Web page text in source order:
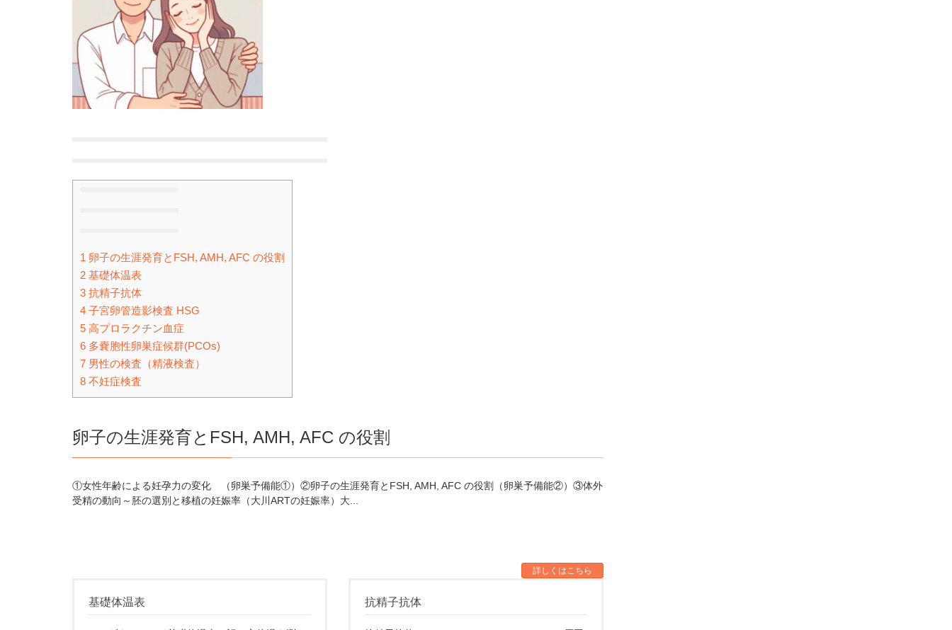
1 卵子の生涯発育とFSH, AMH, AFC の役割
2 基礎体温表
3 抗精子抗体
4 子宮卵管造影検査 HSG
5 高プロラクチン血症
6 多嚢胞性卵巣症候群(PCOs)
7 男性の検査（精液検査）
8 不妊症検査
卵子の生涯発育とFSH, AMH, AFC の役割
①女性年齢による妊孕力の変化 （卵巣予備能①）②卵子の生涯発育とFSH, AMH, AFC の役割（卵巣予備能②）③体外
受精の動向～胚の選別と移植の妊娠率（大川ARTの妊娠率）大...
詳しくはこちら
基礎体温表 抗精子抗体